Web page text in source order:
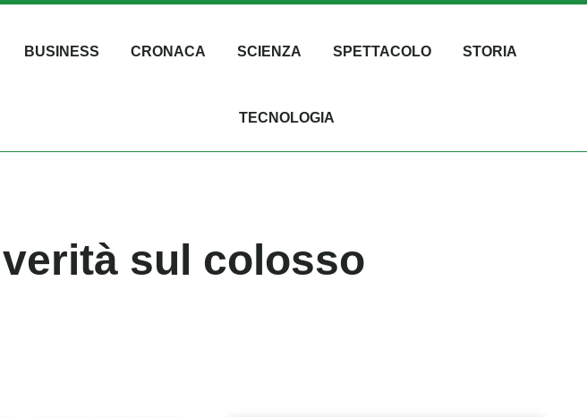
BUSINESS CRONACA SCIENZA SPETTACOLO STORIA
TECNOLOGIA
sul colosso